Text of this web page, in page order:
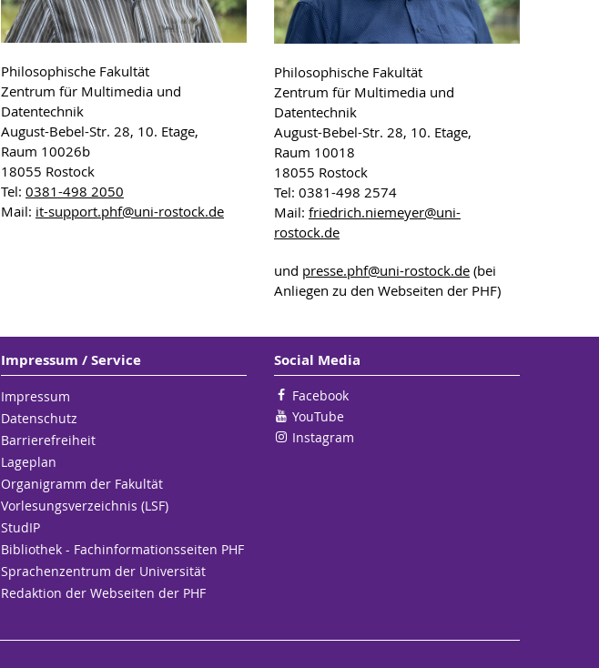
Philosophische Fakultät
Zentrum für Multimedia und
Datentechnik
August-Bebel-Str. 28, 10. Etage,
Raum 10026b
18055 Rostock
Tel: 0381-498 2050
Mail: it-support.phf@uni-rostock.de
Philosophische Fakultät
Zentrum für Multimedia und
Datentechnik
August-Bebel-Str. 28, 10. Etage,
Raum 10018
18055 Rostock
Tel: 0381-498 2574
Mail: friedrich.niemeyer@uni-
rostock.de
und presse.phf@uni-rostock.de(bei
Anliegen zu den Webseiten der PHF)
Impressum / Service
Impressum
Datenschutz
Barrierefreiheit
Lageplan
Organigramm der Fakultät
Vorlesungsverzeichnis (LSF)
StudIP
Bibliothek - Fachinformationsseiten PHF
Sprachenzentrum der Universität
Redaktion der Webseiten der PHF
Social Media
Facebook
YouTube
Instagram